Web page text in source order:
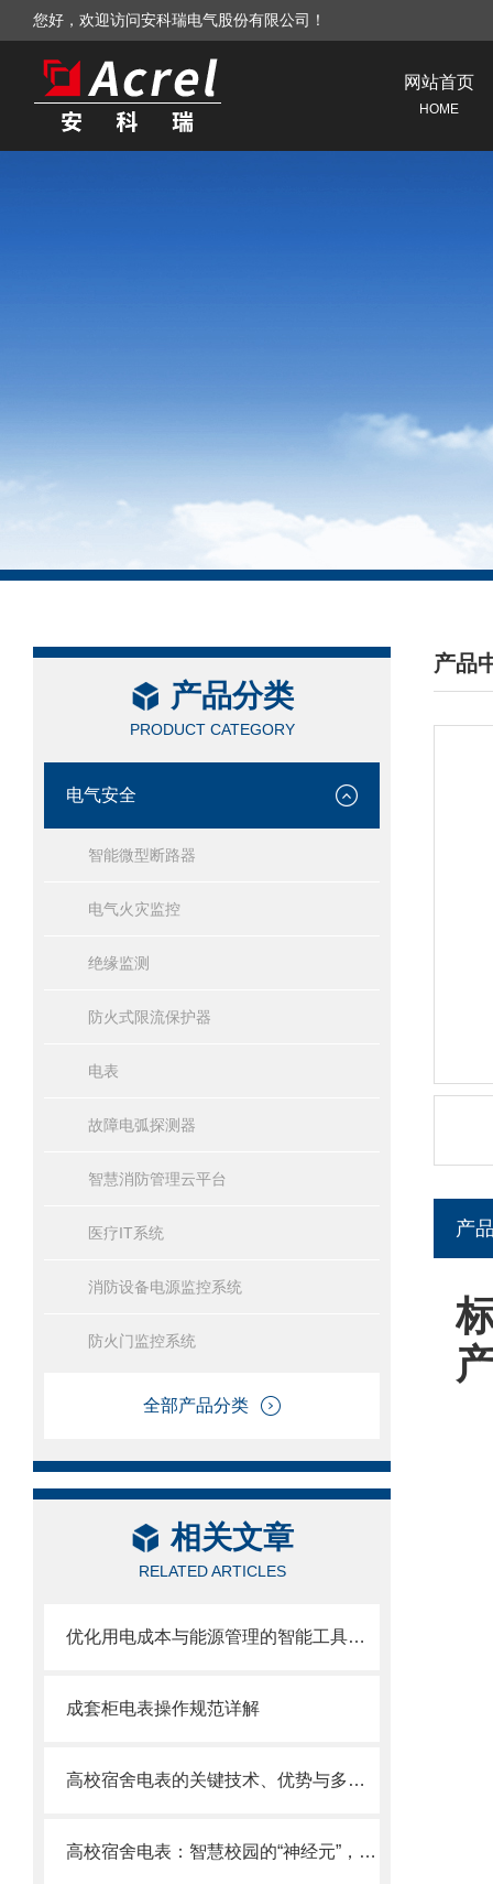
您好，欢迎访问安科瑞电气股份有限公司！
网站首页
HOME
产品分类
PRODUCT CATEGORY
电气安全
智能微型断路器
电气火灾监控
绝缘监测
防火式限流保护器
电表
故障电弧探测器
智慧消防管理云平台
医疗IT系统
消防设备电源监控系统
防火门监控系统
全部产品分类
相关文章
RELATED ARTICLES
优化用电成本与能源管理的智能工具——尖峰平谷计量电表详解
成套柜电表操作规范详解
高校宿舍电表的关键技术、优势与多元应用
高校宿舍电表：智慧校园的“神经元”，赋能绿色管理与便捷生活
产品
/
产